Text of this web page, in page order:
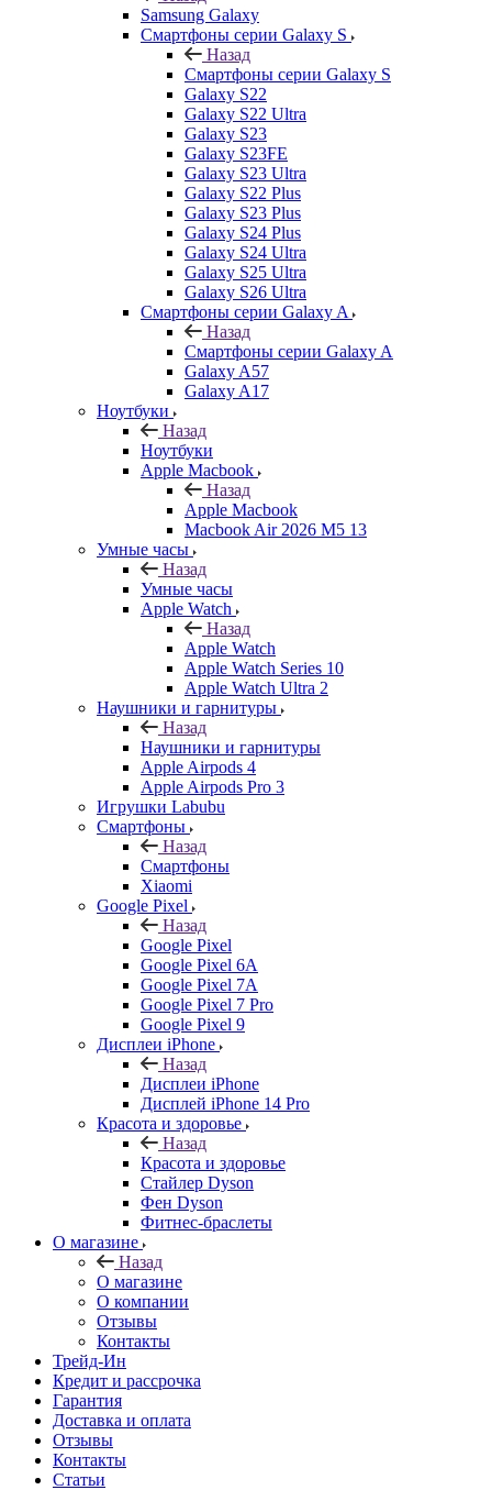
Samsung Galaxy
Смартфоны серии Galaxy S
Назад
Смартфоны серии Galaxy S
Galaxy S22
Galaxy S22 Ultra
Galaxy S23
Galaxy S23FE
Galaxy S23 Ultra
Galaxy S22 Plus
Galaxy S23 Plus
Galaxy S24 Plus
Galaxy S24 Ultra
Galaxy S25 Ultra
Galaxy S26 Ultra
Смартфоны серии Galaxy A
Назад
Смартфоны серии Galaxy A
Galaxy A57
Galaxy A17
Ноутбуки
Назад
Ноутбуки
Apple Macbook
Назад
Apple Macbook
Macbook Air 2026 M5 13
Умные часы
Назад
Умные часы
Apple Watch
Назад
Apple Watch
Apple Watch Series 10
Apple Watch Ultra 2
Наушники и гарнитуры
Назад
Наушники и гарнитуры
Apple Airpods 4
Apple Airpods Pro 3
Игрушки Labubu
Смартфоны
Назад
Смартфоны
Xiaomi
Google Pixel
Назад
Google Pixel
Google Pixel 6A
Google Pixel 7А
Google Pixel 7 Pro
Google Pixel 9
Дисплеи iPhone
Назад
Дисплеи iPhone
Дисплей iPhone 14 Pro
Красота и здоровье
Назад
Красота и здоровье
Стайлер Dyson
Фен Dyson
Фитнес-браслеты
О магазине
Назад
О магазине
О компании
Отзывы
Контакты
Трейд-Ин
Кредит и рассрочка
Гарантия
Доставка и оплата
Отзывы
Контакты
Статьи